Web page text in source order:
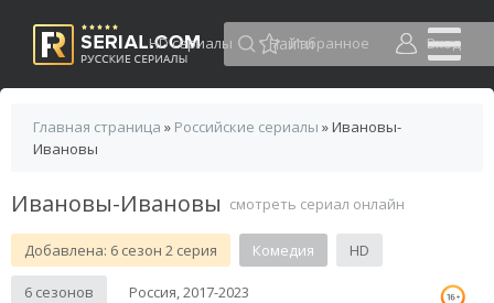
HD сериалы Избранное Вход
Главная страница » Российские сериалы » Ивановы-
Ивановы
Ивановы-Ивановы смотреть сериал онлайн
Добавлена: 6 сезон 2 серия Комедия HD
6 сезонов Россия, 2017-2023